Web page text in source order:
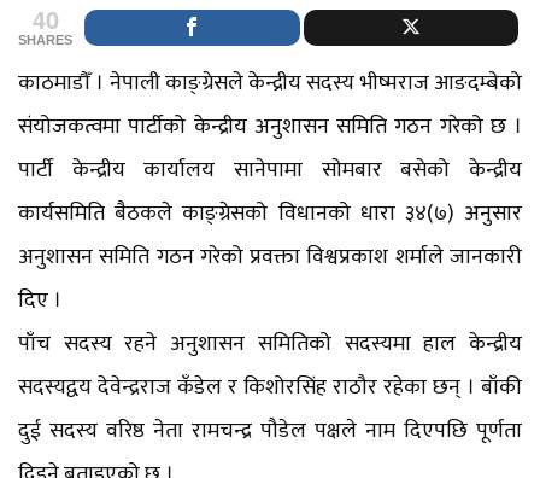
40
SHARES
काठमाडौँ । नेपाली काङ्ग्रेसले केन्द्रीय सदस्य भीष्मराज आङदम्बेको
संयोजकत्वमा पार्टीको केन्द्रीय अनुशासन समिति गठन गरेको छ ।
पार्टी केन्द्रीय कार्यालय सानेपामा साेमबार बसेको केन्द्रीय
कार्यसमिति बैठकले काङ्ग्रेसको विधानको धारा ३४(७) अनुसार
अनुशासन समिति गठन गरेको प्रवक्ता विश्वप्रकाश शर्माले जानकारी
दिए ।
पाँच सदस्य रहने अनुशासन समितिको सदस्यमा हाल केन्द्रीय
सदस्यद्वय देवेन्द्रराज कँडेल र किशोरसिंह राठौर रहेका छन् । बाँकी
दुई सदस्य वरिष्ठ नेता रामचन्द्र पौडेल पक्षले नाम दिएपछि पूर्णता